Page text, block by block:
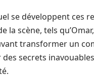
se développent ces
la scène, tels
transformer un
secrets